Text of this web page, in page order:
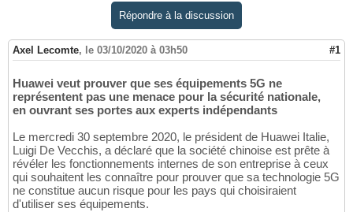
Répondre à la discussion
Axel Lecomte, le 03/10/2020 à 03h50 #1
Huawei veut prouver que ses équipements 5G ne
représentent pas une menace pour la sécurité nationale,
en ouvrant ses portes aux experts indépendants
Le mercredi 30 septembre 2020, le président de Huawei Italie,
Luigi De Vecchis, a déclaré que la société chinoise est prête à
révéler les fonctionnements internes de son entreprise à ceux
qui souhaitent les connaître pour prouver que sa technologie 5G
ne constitue aucun risque pour les pays qui choisiraient
d'utiliser ses équipements.